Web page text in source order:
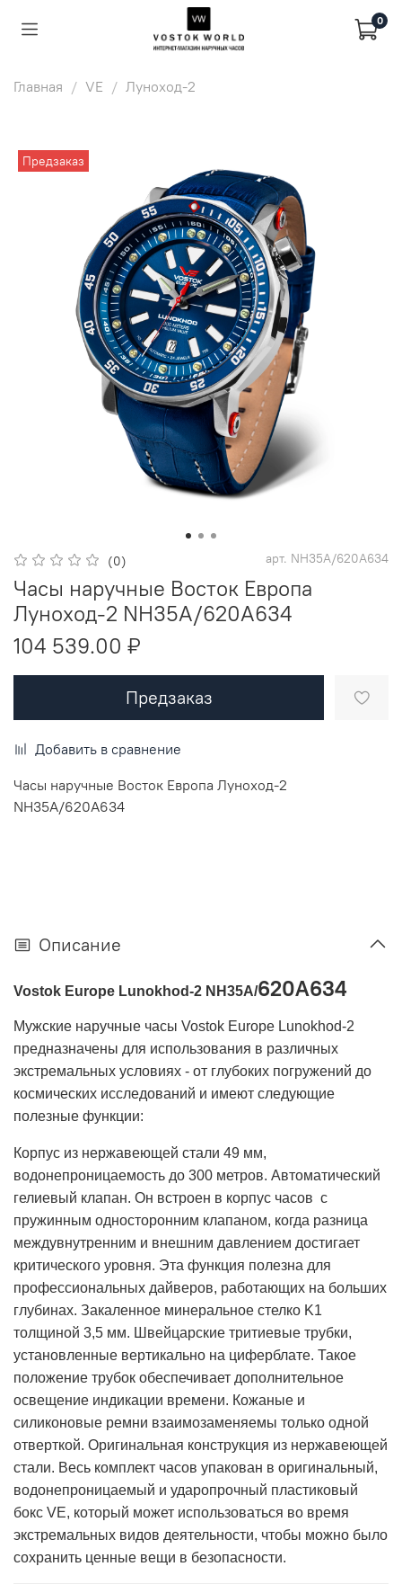
0
Главная VE Луноход-2
Предзаказ
(0) арт. NH35A/620A634
Часы наручные Восток Европа
Луноход-2 NH35A/620A634
104 539.00 ₽
Предзаказ
Добавить в сравнение
Часы наручные Восток Европа Луноход-2
NH35A/620A634
Описание
Vostok Europe Lunokhod-2 NH35А/620A634
Мужские наручные часы Vostok Europe Lunokhod-2
предназначены для использования в различных
экстремальных условиях - от глубоких погружений до
космических исследований и имеют следующие
полезные функции:
Корпус из нержавеющей стали 49 мм,
водонепроницаемость до 300 метров. Автоматический
гелиевый клапан. Он встроен в корпус часов с
пружинным односторонним клапаном, когда разница
междувнутренним и внешним давлением достигает
критического уровня. Эта функция полезна для
профессиональных дайверов, работающих на больших
глубинах. Закаленное минеральное стелко K1
толщиной 3,5 мм. Швейцарские тритиевые трубки,
установленные вертикально на циферблате. Такое
положение трубок обеспечивает дополнительное
освещение индикации времени. Кожаные и
силиконовые ремни взаимозаменяемы только одной
отверткой. Оригинальная конструкция из нержавеющей
стали. Весь комплект часов упакован в оригинальный,
водонепроницаемый и ударопрочный пластиковый
бокс VE, который может использоваться во время
экстремальных видов деятельности, чтобы можно было
сохранить ценные вещи в безопасности.